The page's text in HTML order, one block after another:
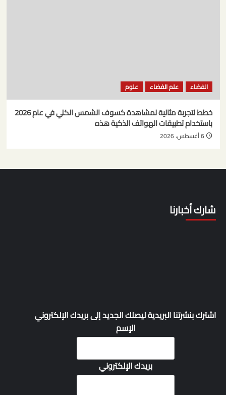
الفضاء علم الفضاء علوم
خطط لتجربة مثالية لمشاهدة كسوف الشمس الكلي في عام 2026
باستخدام تطبيقات الهواتف الذكية هذه
6 أغسطس، 2026
شارك أخبارنا
اشترك بنشرتنا البريدية ليصلك الجديد إلى بريدك الإلكتروني
الإسم
بريدك الإلكتروني